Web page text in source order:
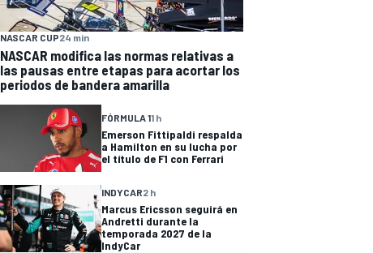
NASCAR CUP24 min
NASCAR modifica las normas relativas a
las pausas entre etapas para acortar los
periodos de bandera amarilla
FÓRMULA 11 h
Emerson Fittipaldi respalda
a Hamilton en su lucha por
el título de F1 con Ferrari
INDYCAR2 h
Marcus Ericsson seguirá en
Andretti durante la
temporada 2027 de la
IndyCar